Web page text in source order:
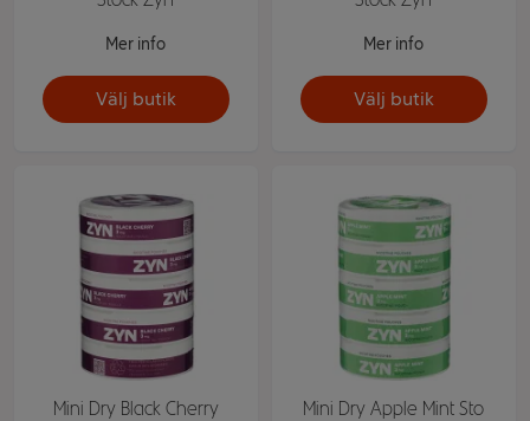
Mer info
Välj butik
Mer info
Välj butik
Mini Dry Black Cherry
Mini Dry Apple Mint Sto